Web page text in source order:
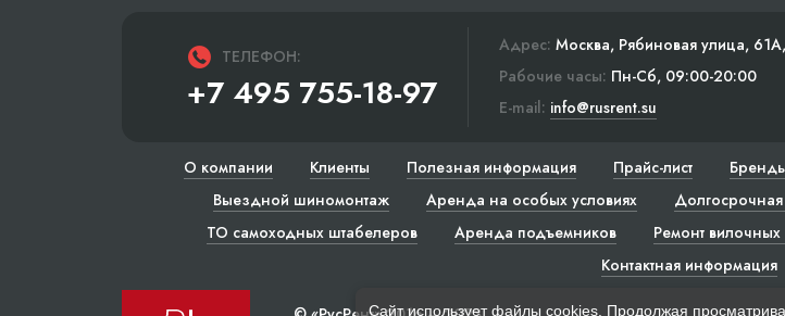
ТЕЛЕФОН:
+7 495 755-18-97
Адрес: Москва, Рябиновая улица,
Рабочие часы: Пн-Сб, 09:00-20:00
E-mail: info@rusrent.su
О компании Клиенты Полезная информация Прайс-лист
Выездной шиномонтаж
Аренда на особых условиях
ТО самоходных штабелеров
Аренда подъемников Ремонт вилочных
Контактная информация
Сайт использует файлы cookies. Продолжая